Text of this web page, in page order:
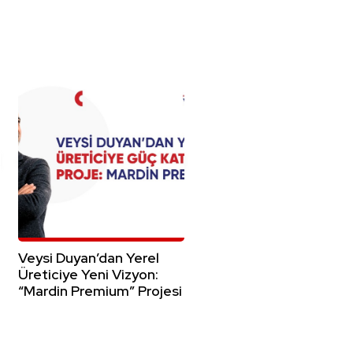
Veysi Duyan’dan Yerel
Üreticiye Yeni Vizyon:
“Mardin Premium” Projesi